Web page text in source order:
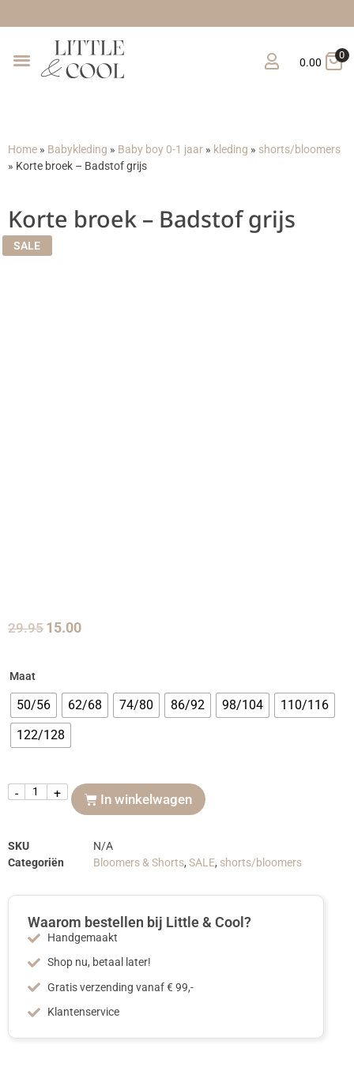
0.00
0
Home » Babykleding » Baby boy 0-1 jaar » kleding » shorts/bloomers
» Korte broek – Badstof grijs
Korte broek – Badstof grijs
SALE
29.95 15.00
Maat
50/56 62/68 74/80 86/92 98/104
110/116
122/128
- + In winkelwagen
SKU
N/A
Categoriën
Bloomers & Shorts, SALE, shorts/bloomers
Waarom bestellen bij Little & Cool?
Handgemaakt
Shop nu, betaal later!
Gratis verzending vanaf € 99,-
Klantenservice